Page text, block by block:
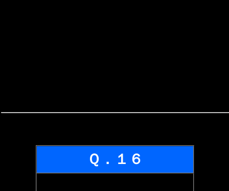
Ｑ．１６